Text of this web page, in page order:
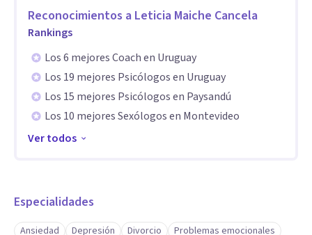
Reconocimientos a Leticia Maiche Cancela
Rankings
Los 6 mejores Coach en Uruguay
Los 19 mejores Psicólogos en Uruguay
Los 15 mejores Psicólogos en Paysandú
Los 10 mejores Sexólogos en Montevideo
Ver todos
Especialidades
Ansiedad Depresión Divorcio
Problemas emocionales